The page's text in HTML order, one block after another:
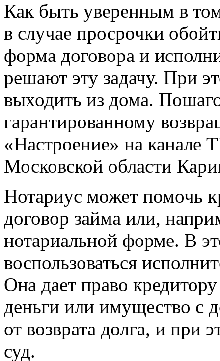
Как быть уверенным в
в случае просрочки
форма договора и
решают эту задачу. При
выходить из дома.
гарантированному
«Настроение» на канале
Московской области
Нотариус может помочь
договор займа или,
нотариальной форме. В
воспользоваться
Она дает право
деньги или имущество с
от возврата долга, и при
суд.